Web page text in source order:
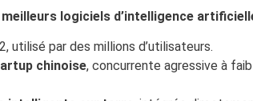
meilleurs logiciels d’intelligence
utilisé par des millions d’utilisateurs.
chinoise, concurrente agressive à